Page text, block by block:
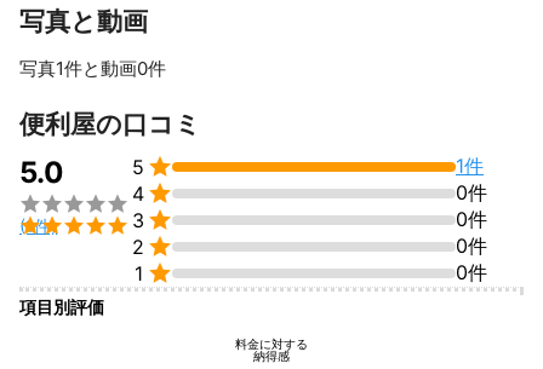
額面＆施工後ともに大満足で大変でよろこばれておりました！
他社との差別化をと考え、常にお客様目線で、またお願いしても
らえる。プロより安いプロ！！を目指しております。
作業時間も他社よりも早く、料金もどこよりも融通が利く業者を
目指します。
是非、お写真を送って頂き金額のご相談をさせて頂けたらなとお
もいます。
宜しくお願い致します。
写真と動画
写真1件と動画0件
便利屋の口コミ
5.0


(1件)
5 
1件
4 
0件
3 
0件
2 
0件
1  0件
項目別評価
料金に対する
納得感